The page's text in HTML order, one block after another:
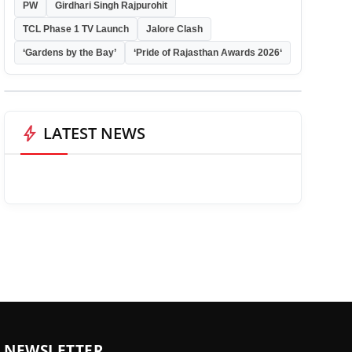
PW Girdhari Singh Rajpurohit
TCL Phase 1 TV Launch Jalore Clash
‘Gardens by the Bay’ ‘Pride of Rajasthan Awards 2026‘
bolt LATEST NEWS